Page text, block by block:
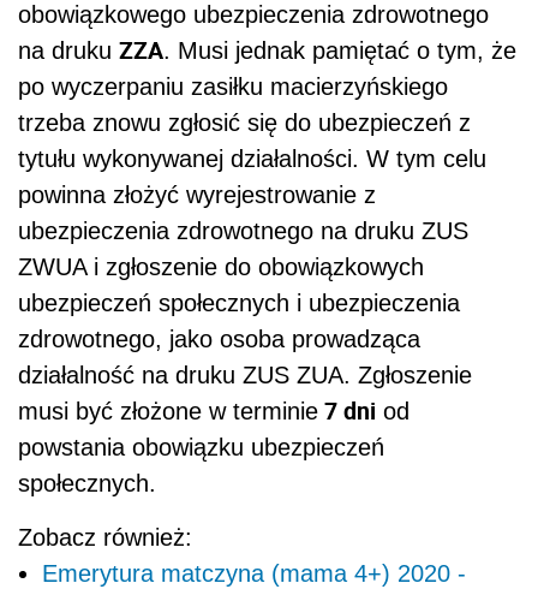
obowiązkowego ubezpieczenia zdrowotnego
na druku ZZA. Musi jednak pamiętać o tym, że
po wyczerpaniu zasiłku macierzyńskiego
trzeba znowu zgłosić się do ubezpieczeń z
tytułu wykonywanej działalności. W tym celu
powinna złożyć wyrejestrowanie z
ubezpieczenia zdrowotnego na druku ZUS
ZWUA i zgłoszenie do obowiązkowych
ubezpieczeń społecznych i ubezpieczenia
zdrowotnego, jako osoba prowadząca
działalność na druku ZUS ZUA. Zgłoszenie
musi być złożone w terminie 7 dni od
powstania obowiązku ubezpieczeń
społecznych.
Zobacz również:
Emerytura matczyna (mama 4+) 2020 -